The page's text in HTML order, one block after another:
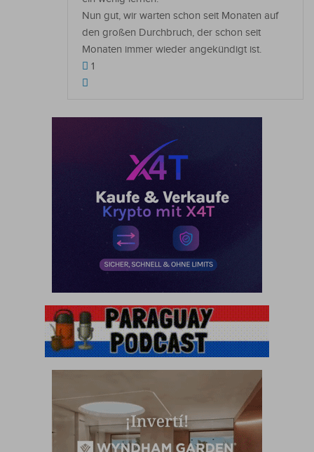
Nun gut, wir warten schon seit Monaten auf
den großen Durchbruch, der schon seit
Monaten immer wieder angekündigt ist.
1